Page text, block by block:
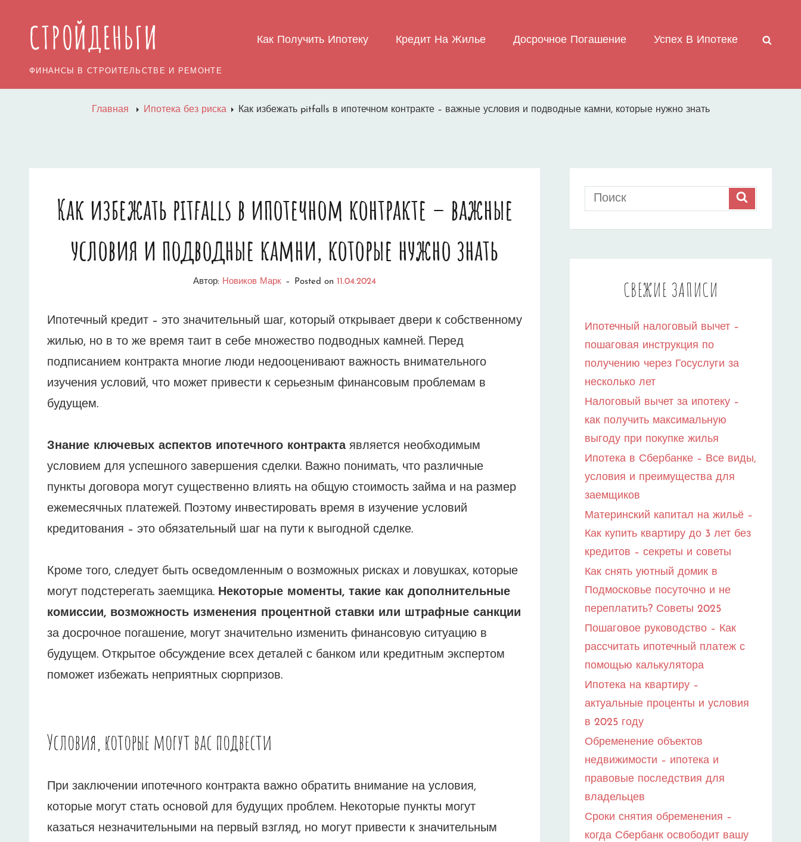
СТРОЙДЕНЬГИ
ФИНАНСЫ В СТРОИТЕЛЬСТВЕ И РЕМОНТЕ
Как Получить Ипотеку Кредит На Жилье Досрочное Погашение Успех В Ипотеке
Главная Ипотека без риска Как избежать pitfalls в ипотечном контракте – важные условия и подводные камни, которые нужно знать
Как избежать pitfalls в ипотечном контракте – важные
условия и подводные камни, которые нужно знать
Автор: Новиков Марк – Posted on 11.04.2024
Ипотечный кредит – это значительный шаг, который открывает двери к собственному
жилью, но в то же время таит в себе множество подводных камней. Перед
подписанием контракта многие люди недооценивают важность внимательного
изучения условий, что может привести к серьезным финансовым проблемам в
будущем.
Знание ключевых аспектов ипотечного контрактаявляется необходимым
условием для успешного завершения сделки. Важно понимать, что различные
пункты договора могут существенно влиять на общую стоимость займа и на размер
ежемесячных платежей. Поэтому инвестировать время в изучение условий
кредитования – это обязательный шаг на пути к выгодной сделке.
Кроме того, следует быть осведомленным о возможных рисках и ловушках, которые
могут подстерегать заемщика. Некоторые моменты, такие как дополнительные
комиссии, возможность изменения процентной ставки или штрафные санкции
за досрочное погашение, могут значительно изменить финансовую ситуацию в
будущем. Открытое обсуждение всех деталей с банком или кредитным экспертом
поможет избежать неприятных сюрпризов.
Условия, которые могут вас подвести
При заключении ипотечного контракта важно обратить внимание на условия,
которые могут стать основой для будущих проблем. Некоторые пункты могут
казаться незначительными на первый взгляд, но могут привести к значительным
Search
for:
SEARCH
СВЕЖИЕ ЗАПИСИ
Ипотечный налоговый вычет –
пошаговая инструкция по
получению через Госуслуги за
несколько лет
Налоговый вычет за ипотеку –
как получить максимальную
выгоду при покупке жилья
Ипотека в Сбербанке – Все виды,
условия и преимущества для
заемщиков
Материнский капитал на жильё –
Как купить квартиру до 3 лет без
кредитов – секреты и советы
Как снять уютный домик в
Подмосковье посуточно и не
переплатить? Советы 2025
Пошаговое руководство – Как
рассчитать ипотечный платеж с
помощью калькулятора
Ипотека на квартиру –
актуальные проценты и условия
в 2025 году
Обременение объектов
недвижимости – ипотека и
правовые последствия для
владельцев
Сроки снятия обременения –
когда Сбербанк освободит вашу